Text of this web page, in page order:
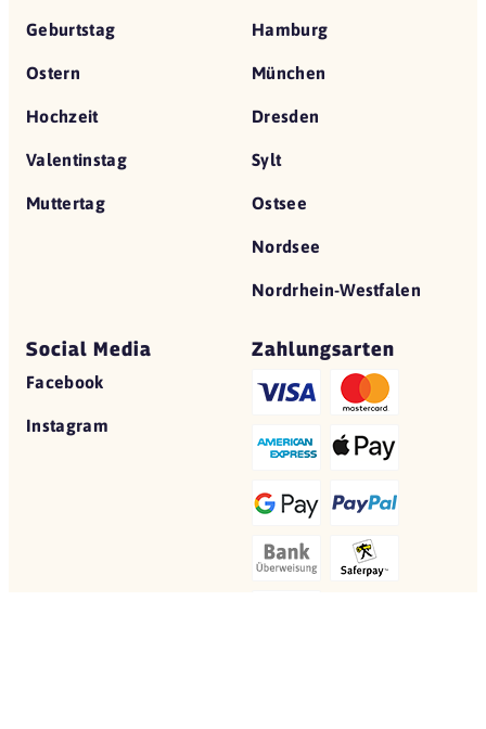
Geburtstag
Ostern
Hochzeit
Valentinstag
Muttertag
Hamburg
München
Dresden
Sylt
Ostsee
Nordsee
Nordrhein-Westfalen
Social Media
Facebook
Instagram
Zahlungsarten